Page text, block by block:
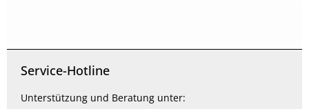
Service-Hotline
Unterstützung und Beratung unter: